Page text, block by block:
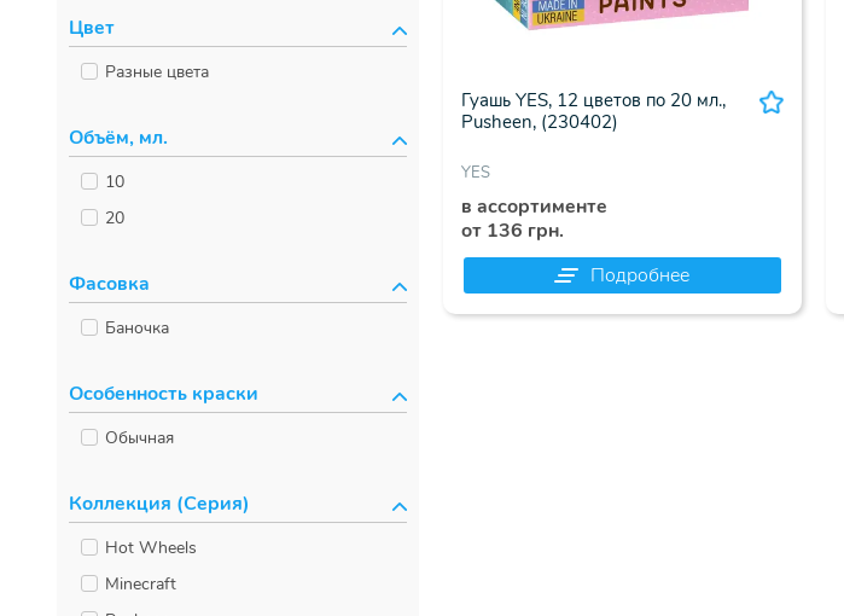
Цвет
Разные цвета
Объём, мл.
10
20
Фасовка
Баночка
Особенность краски
Обычная
Коллекция (Серия)
Hot Wheels
Minecraft
Гуашь YES, 12 цветов по 20 мл.,
Pusheen, (230402)
YES
в ассортименте
от 136 грн.
Подробнее